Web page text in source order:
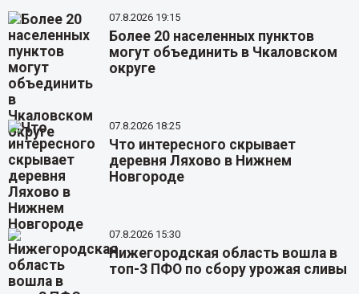
07.8.2026 19:15
Более 20 населенных пунктов
могут объединить в Чкаловском
округе
07.8.2026 18:25
Что интересного скрывает
деревня Ляхово в Нижнем
Новгороде
07.8.2026 15:30
Нижегородская область вошла в
топ-3 ПФО по сбору урожая сливы